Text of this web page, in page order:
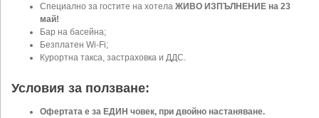
Специално за гостите на хотела ЖИВО ИЗПЪЛНЕНИЕ на 23
май!
Бар на басейна;
Безплатен Wi-Fi;
Курортна такса, застраховка и ДДС.
Условия за ползване:
Офертата е за ЕДИН човек, при двойно настаняване.